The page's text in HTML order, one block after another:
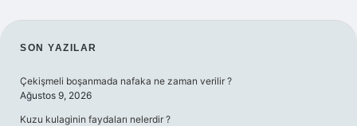
SIDEBAR
SON YAZILAR
Çekişmeli boşanmada nafaka ne zaman verilir ?
Ağustos 9, 2026
Kuzu kulaginin faydaları nelerdir ?